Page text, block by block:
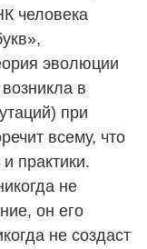
человека
эволюции
в
при
всему, что
практики.
не
он его
не создаст